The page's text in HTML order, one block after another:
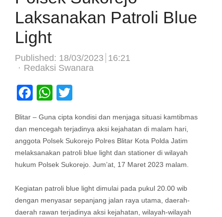
Laksanakan Patroli Blue
Light
Published: 18/03/2023 16:21
Author
Redaksi Swanara
Facebook
WhatsApp
Blitar – Guna cipta kondisi dan menjaga situasi kamtibmas
dan mencegah terjadinya aksi kejahatan di malam hari,
anggota Polsek Sukorejo Polres Blitar Kota Polda Jatim
melaksanakan patroli blue light dan stationer di wilayah
hukum Polsek Sukorejo. Jum’at, 17 Maret 2023 malam.
Kegiatan patroli blue light dimulai pada pukul 20.00 wib
dengan menyasar sepanjang jalan raya utama, daerah-
daerah rawan terjadinya aksi kejahatan, wilayah-wilayah